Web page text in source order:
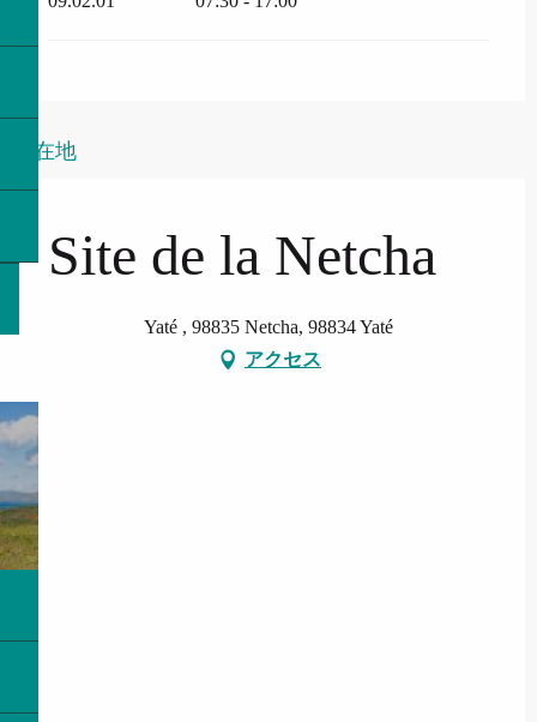
所在地
Site de la Netcha
Yaté , 98835 Netcha, 98834 Yaté
アクセス